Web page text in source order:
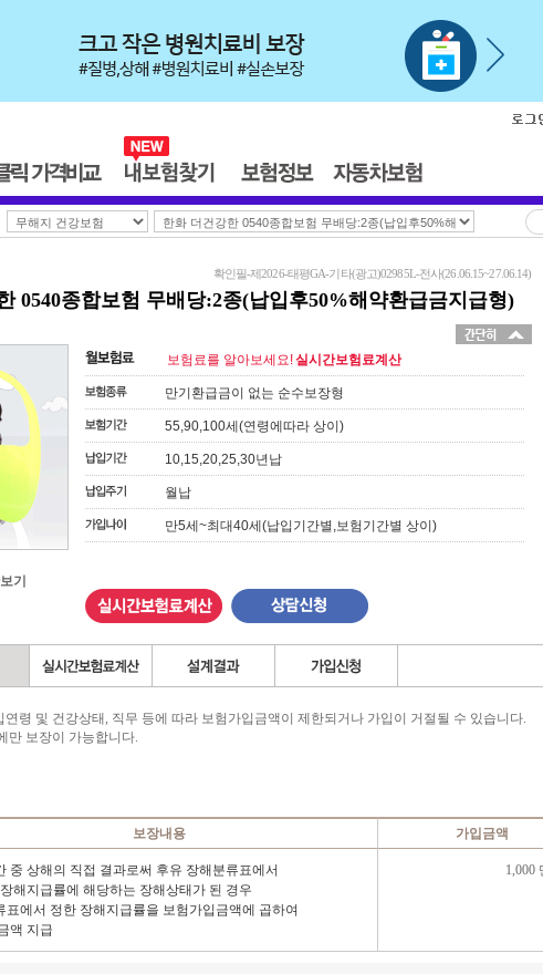
확인필-제2026-태평GA-기타(광고)02985L-전사(26.06.15~27.06.14)
0540종합보험 무배당:2종(납입후50%해약환급금지급형)
기
보험료를 알아보세요!실시간보험료계산
만기환급금이 없는 순수보장형
55,90,100세(연령에따라 상이)
10,15,20,25,30년납
월납
만5세~최대40세(납입기간별,보험기간별 상이)
령 및 건강상태, 직무 등에 따라 보험가입금액이 제한되거나 가입이 거절될 수 있습니다.
만 보장이 가능합니다.
보장내용 가입금액
중 상해의 직접 결과로써 후유 장해분류표에서
해지급률에 해당하는 장해상태가 된 경우
표에서 정한 장해지급률을 보험가입금액에 곱하여
액 지급
1,000